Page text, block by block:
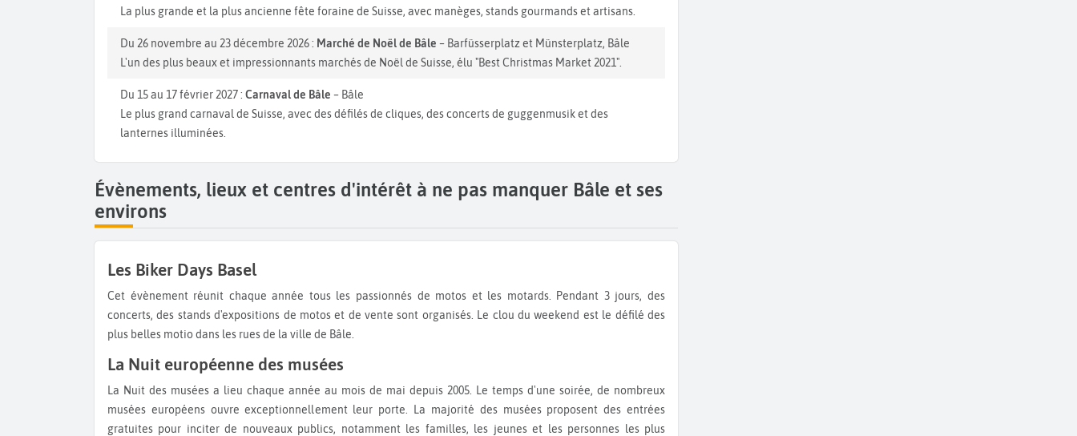
La plus grande et la plus ancienne fête foraine de Suisse, avec manèges, stands gourmands et artisans.
Du 26 novembre au 23 décembre 2026 : Marché de Noël de Bâle – Barfüsserplatz et Münsterplatz, Bâle
L'un des plus beaux et impressionnants marchés de Noël de Suisse, élu "Best Christmas Market 2021".
Du 15 au 17 février 2027 : Carnaval de Bâle – Bâle
Le plus grand carnaval de Suisse, avec des défilés de cliques, des concerts de guggenmusik et des
lanternes illuminées.
Évènements, lieux et centres d'intérêt à ne pas manquer Bâle et ses
environs
Les Biker Days Basel
Cet évènement réunit chaque année tous les passionnés de motos et les motards. Pendant 3 jours, des
concerts, des stands d'expositions de motos et de vente sont organisés. Le clou du weekend est le défilé des
plus belles motio dans les rues de la ville de Bâle.
La Nuit européenne des musées
La Nuit des musées a lieu chaque année au mois de mai depuis 2005. Le temps d'une soirée, de nombreux
musées européens ouvre exceptionnellement leur porte. La majorité des musées proposent des entrées
gratuites pour inciter de nouveaux publics, notamment les familles, les jeunes et les personnes les plus